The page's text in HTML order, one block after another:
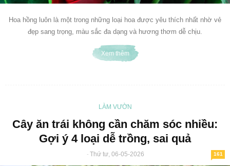
Hoa hồng luôn là một trong những loại hoa được yêu thích nhất nhờ vẻ
đẹp sang trọng, màu sắc đa dạng và hương thơm dễ chịu.
Xem thêm
LÀM VƯỜN
Cây ăn trái không cần chăm sóc nhiều:
Gợi ý 4 loại dễ trồng, sai quả
- Thứ tư, 06-05-2026 161